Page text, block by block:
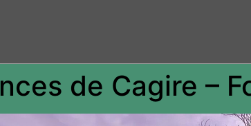
de Cagire –